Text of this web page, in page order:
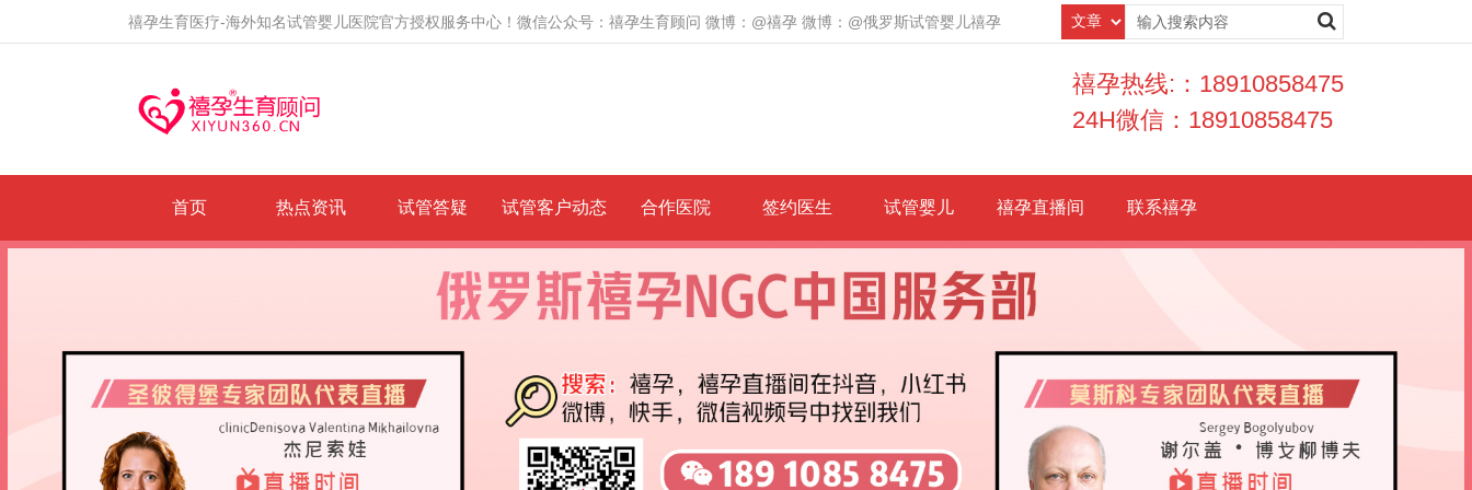
禧孕生育医疗-海外知名试管婴儿医院官方授权服务中心！微信公众号：禧孕生育顾问 微博：@禧孕 微博：@俄罗斯试管婴儿禧孕
禧孕热线:：18910858475
24H微信：18910858475
首页 热点资讯 试管答疑 试管客户动态 合作医院 签约医生 试管婴儿 禧孕直播间 联系禧孕